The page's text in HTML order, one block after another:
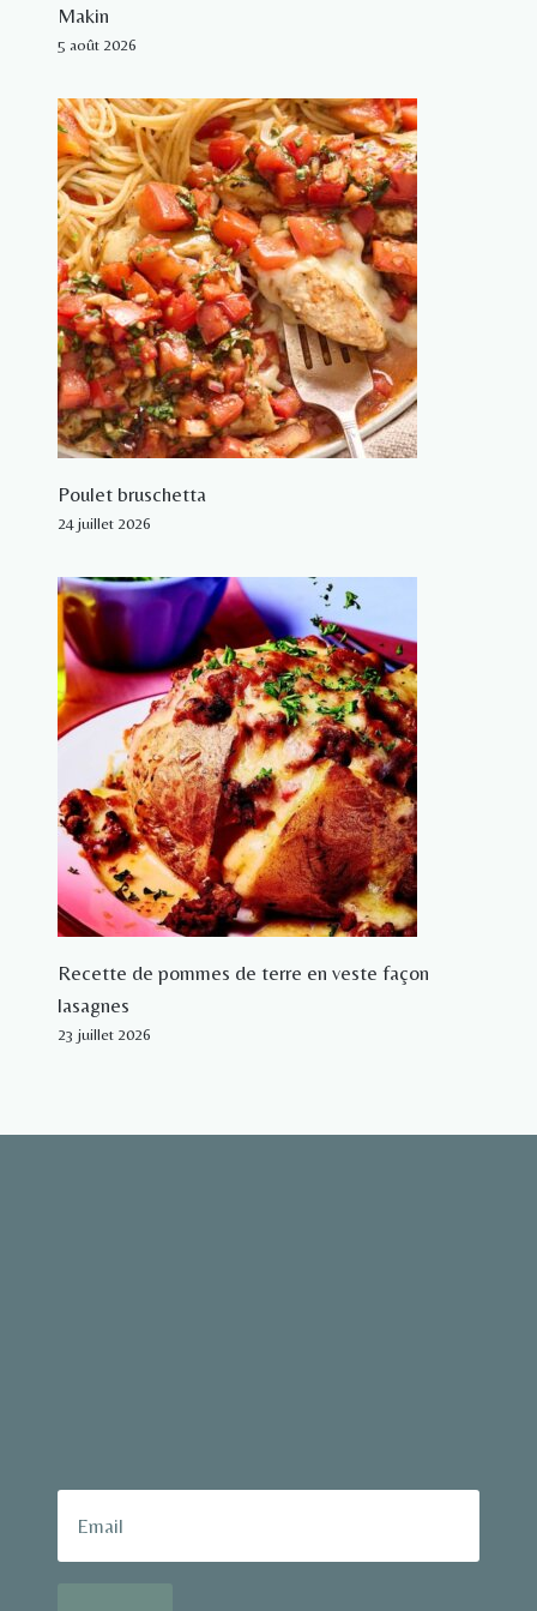
Makin
5 août 2026
Poulet bruschetta
24 juillet 2026
Recette de pommes de terre en veste façon
lasagnes
23 juillet 2026